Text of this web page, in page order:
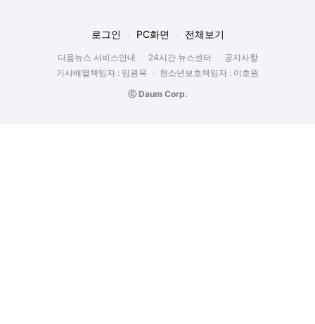
로그인 PC화면 전체보기
다음뉴스 서비스안내 24시간 뉴스센터
공지사항
기사배열책임자 : 임광욱
청소년보호책임자 : 이호원
ⓒ Daum Corp.